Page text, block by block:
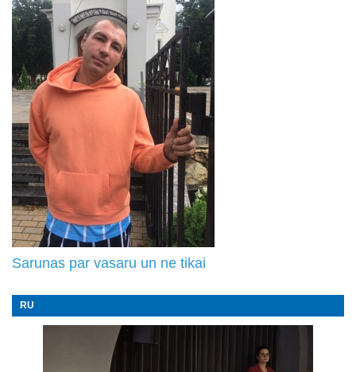
Sarunas par vasaru un ne tikai
RU